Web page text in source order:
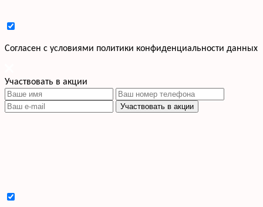
Cогласен с условиями политики конфиденциальности данных
Участвовать в акции
Участвовать в акции